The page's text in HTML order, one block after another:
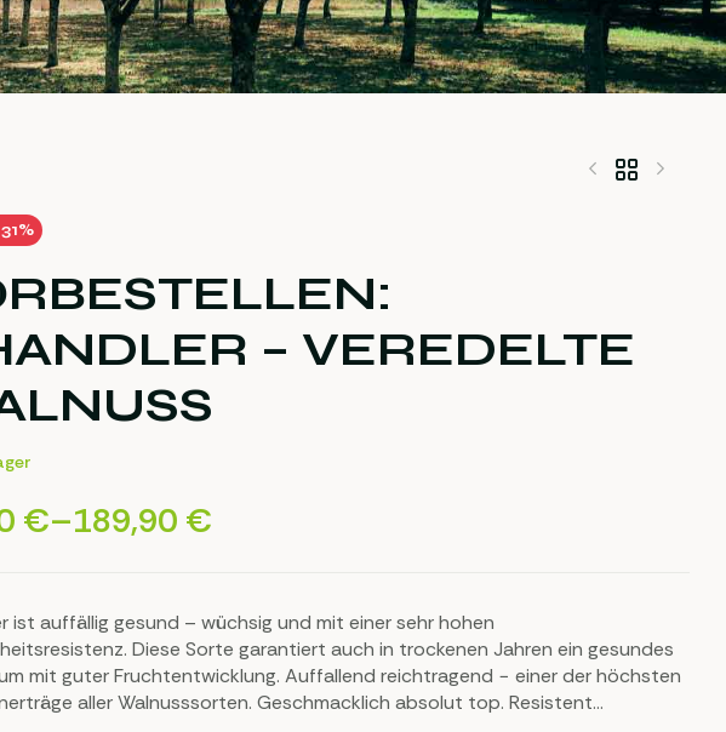
– VEREDELTE
€–189,90 €
ist auffällig gesund – wüchsig und mit einer sehr hohen
Diese Sorte garantiert auch in trockenen Jahren ein gesundes
mit guter Fruchtentwicklung. Auffallend reichtragend − einer der höchsten
aller Walnusssorten. Geschmacklich absolut top. Resistent